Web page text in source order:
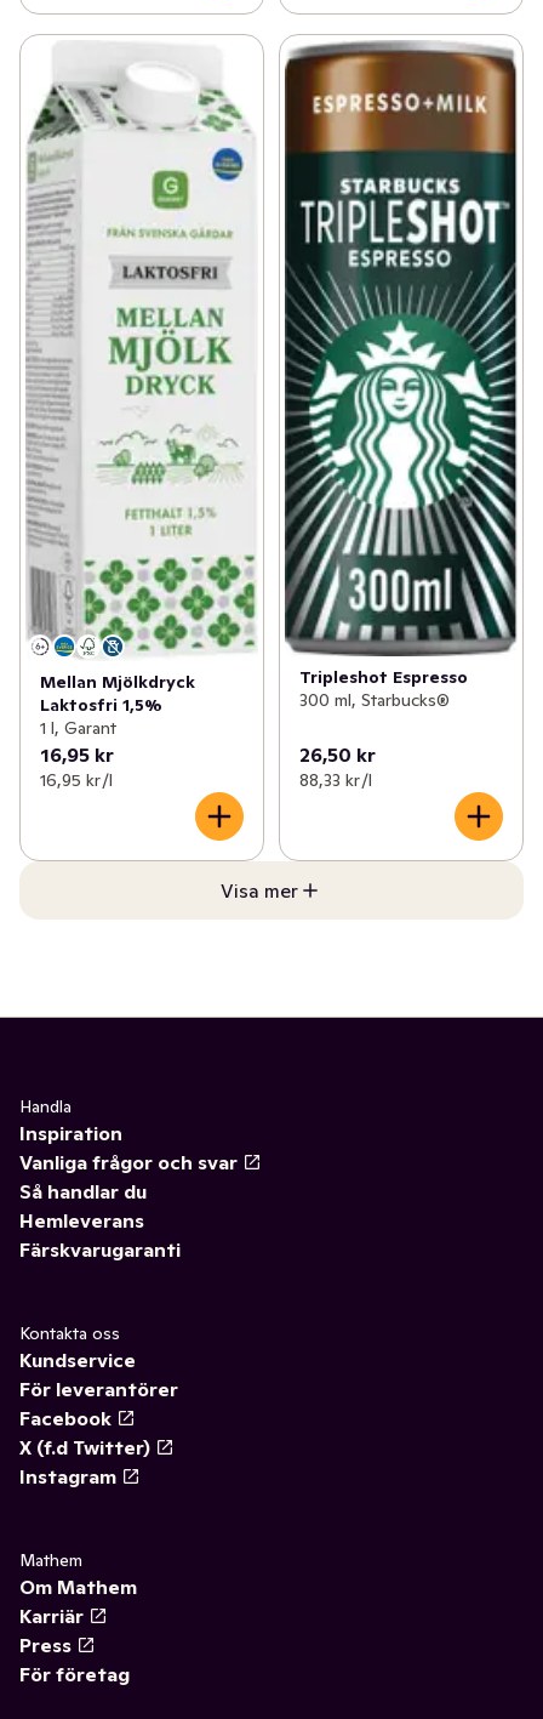
Mellan Mjölkdryck
Laktosfri 1,5%
1 l, Garant
16,95 kr
16,95 kr /l
Tripleshot Espresso
300 ml, Starbucks®
26,50 kr
88,33 kr /l
Visa mer
Handla
Inspiration
Vanliga frågor och svar
Så handlar du
Hemleverans
Färskvarugaranti
Kontakta oss
Kundservice
För leverantörer
Facebook
X (f.d Twitter)
Instagram
Mathem
Om Mathem
Karriär
Press
För företag